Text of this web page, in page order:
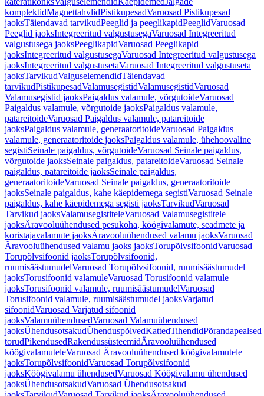
komplektidMagnettahvlidPistikupesadVaruosad Pistikupesad
jaoksTäiendavad tarvikudPeeglid ja peeglikapidPeeglidVaruosad
Peeglid jaoksIntegreeritud valgustusegaVaruosad Integreeritud
valgustusega jaoksPeeglikapidVaruosad Peeglikapid
jaoksIntegreeritud valgustusegaVaruosad Integreeritud valgustusega
jaoksIntegreeritud valgustusetaVaruosad Integreeritud valgustuseta
jaoksTarvikudValguselemendidTäiendavad
tarvikudPistikupesadValamusegistidValamusegistidVaruosad
Valamusegistid jaoksPaigaldus valamule, võrgutoideVaruosad
Paigaldus valamule, võrgutoide jaoksPaigaldus valamule,
patareitoideVaruosad Paigaldus valamule, patareitoide
jaoksPaigaldus valamule, generaatoritoideVaruosad Paigaldus
valamule, generaatoritoide jaoksPaigaldus valamule, ühehoovaline
segistiSeinale paigaldus, võrgutoideVaruosad Seinale paigaldus,
võrgutoide jaoksSeinale paigaldus, patareitoideVaruosad Seinale
paigaldus, patareitoide jaoksSeinale paigaldus,
generaatoritoideVaruosad Seinale paigaldus, generaatoritoide
jaoksSeinale paigaldus, kahe käepidemega segistiVaruosad Seinale
paigaldus, kahe käepidemega segisti jaoksTarvikudVaruosad
Tarvikud jaoksValamusegistiteleVaruosad Valamusegistitele
jaoksÄravooluühendused pesukoha, köögivalamute, seadmete ja
koristajavalamute jaoksÄravooluühendused valamu jaoksVaruosad
Äravooluühendused valamu jaoks jaoksTorupõlvsifoonidVaruosad
Torupõlvsifoonid jaoksTorupõlvsifoonid,
ruumisäästumudelVaruosad Torupõlvsifoonid, ruumisäästumudel
jaoksTorusifoonid valamuleVaruosad Torusifoonid valamule
jaoksTorusifoonid valamule, ruumisäästumudelVaruosad
Torusifoonid valamule, ruumisäästumudel jaoksVarjatud
sifoonidVaruosad Varjatud sifoonid
jaoksValamuühendusedVaruosad Valamuühendused
jaoksÜhendusotsakudÜhenduspõlvedKattedTihendidPõrandapealsed
torudPikendusedRakendussüsteemidÄravooluühendused
köögivalamuteleVaruosad Äravooluühendused köögivalamutele
jaoksTorupõlvsifoonidVaruosad Torupõlvsifoonid
jaoksKöögivalamu ühendusedVaruosad Köögivalamu ühendused
jaoksÜhendusotsakudVaruosad Ühendusotsakud